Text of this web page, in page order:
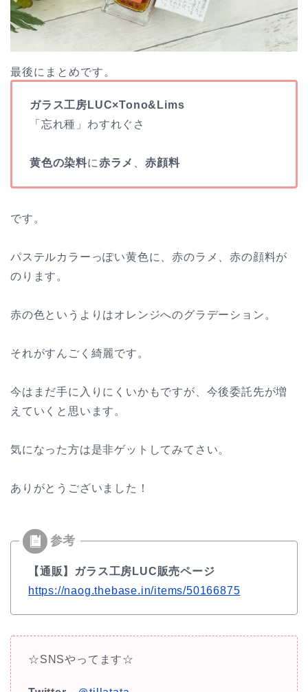
最後にまとめです。
ガラス工房LUC×Tono&Lims
「忘れ種」わすれぐさ
黄色の染料に赤ラメ 、赤顔料
です。
パステルカラーっぽい黄色に、赤のラメ、赤の顔料が
のります。
赤の色というよりはオレンジへのグラデーション。
それがすんごく綺麗です。
今はまだ手に入りにくいかもですが、今後委託先が増
えていくと思います。
気になった方は是非ゲットしてみてさい。
ありがとうございました！
【通販】ガラス工房LUC販売ページ
https://naog.thebase.in/items/50166875
☆SNSやってます☆